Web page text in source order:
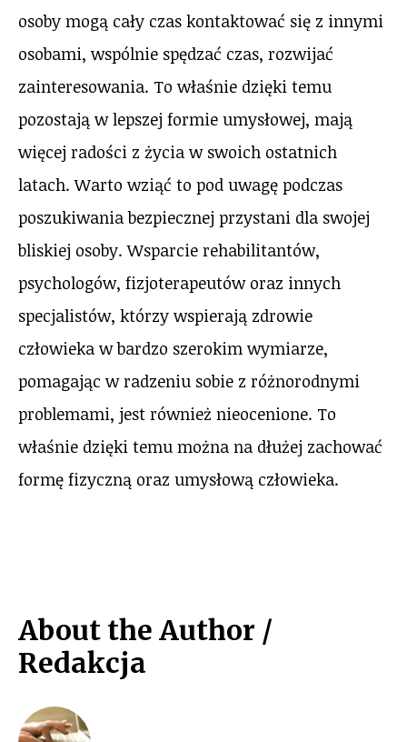
osoby mogą cały czas kontaktować się z innymi
osobami, wspólnie spędzać czas, rozwijać
zainteresowania. To właśnie dzięki temu
pozostają w lepszej formie umysłowej, mają
więcej radości z życia w swoich ostatnich
latach. Warto wziąć to pod uwagę podczas
poszukiwania bezpiecznej przystani dla swojej
bliskiej osoby. Wsparcie rehabilitantów,
psychologów, fizjoterapeutów oraz innych
specjalistów, którzy wspierają zdrowie
człowieka w bardzo szerokim wymiarze,
pomagając w radzeniu sobie z różnorodnymi
problemami, jest również nieocenione. To
właśnie dzięki temu można na dłużej zachować
formę fizyczną oraz umysłową człowieka.
About the Author /
Redakcja